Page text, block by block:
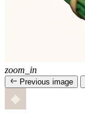
zoom_in
Previous image